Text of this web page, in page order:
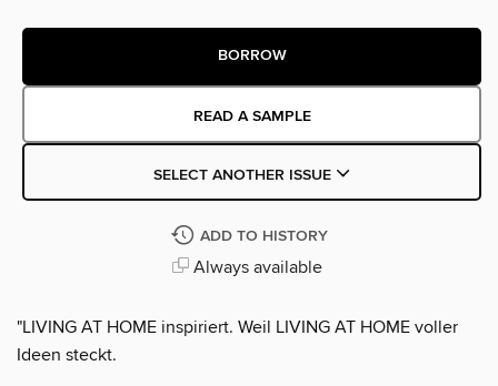
BORROW
READ A SAMPLE
SELECT ANOTHER ISSUE
ADD TO HISTORY
Always available
"LIVING AT HOME inspiriert. Weil LIVING AT HOME voller
Ideen steckt.